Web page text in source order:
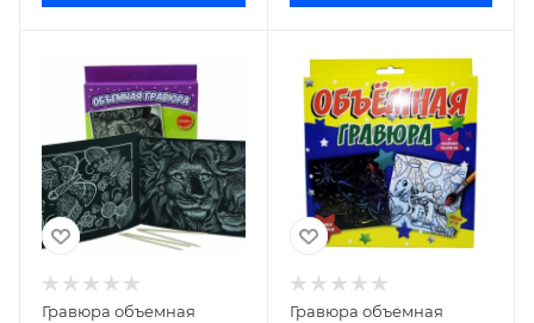
Гравюра объемная
Гравюра объемная